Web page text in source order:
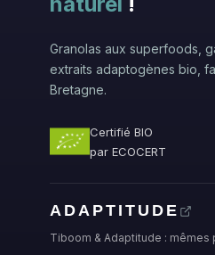
Granolas aux superfoods,
extraits adaptogènes bio,
Bretagne.
Certifié BIO
par ECOCERT
ADAPTITUDE
Tiboom & Adaptitude : mêmes